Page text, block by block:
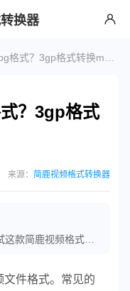
换器
？3gp格式
来源： 简鹿视频格式转换器
文件格式。常见的